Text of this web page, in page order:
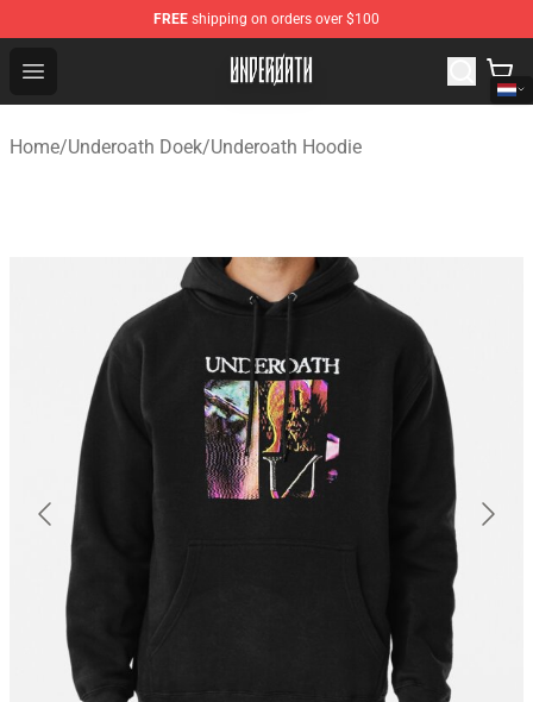
FREE shipping on orders over $100
Open menu
Underoath Store - Official Underoath Merchandise Shop
Home/Underoath Doek/Underoath Hoodie